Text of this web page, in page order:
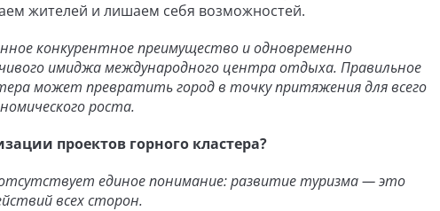
жителей и лишаем себя возможностей.
конкурентное преимущество и одновременно
имиджа международного центра отдыха. Правильное
может превратить город в точку притяжения для всего
роста.
проектов горного кластера?
единое понимание: развитие туризма — это
всех сторон.